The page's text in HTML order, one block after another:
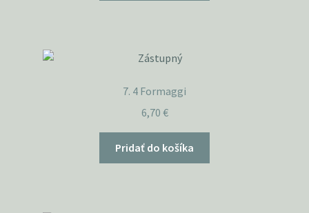
7. 4 Formaggi
6,70 €
Pridať do košíka